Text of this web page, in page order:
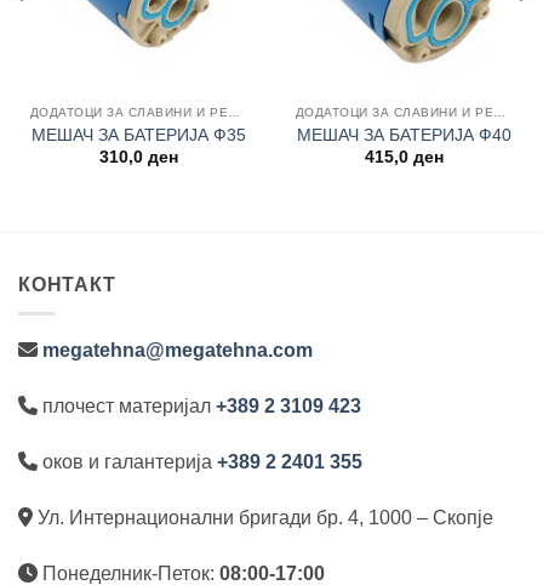
ДОДАТОЦИ ЗА СЛАВИНИ И РЕЗЕРВНИ ДЕЛОВИ
МЕШАЧ ЗА БАТЕРИЈА Ф35
310,0 ден
ДОДАТОЦИ ЗА СЛАВИНИ И РЕЗЕРВНИ ДЕЛОВИ
МЕШАЧ ЗА БАТЕРИЈА Ф40
415,0 ден
КОНТАКТ
megatehna@megatehna.com
плочест материјал +389 2 3109 423
оков и галантерија +389 2 2401 355
Ул. Интернационални бригади бр. 4, 1000 – Скопје
Понеделник-Петок: 08:00-17:00